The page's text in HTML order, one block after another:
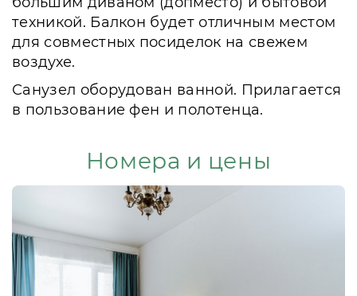
техникой. Балкон будет отличным местом
для совместных посиделок на свежем
воздухе.
Санузел оборудован ванной. Прилагается
в пользование фен и полотенца.
Номера и цены